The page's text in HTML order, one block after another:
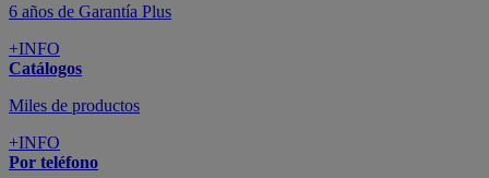
6 años de Garantía Plus
+INFO
Catálogos
Miles de productos
+INFO
Por teléfono